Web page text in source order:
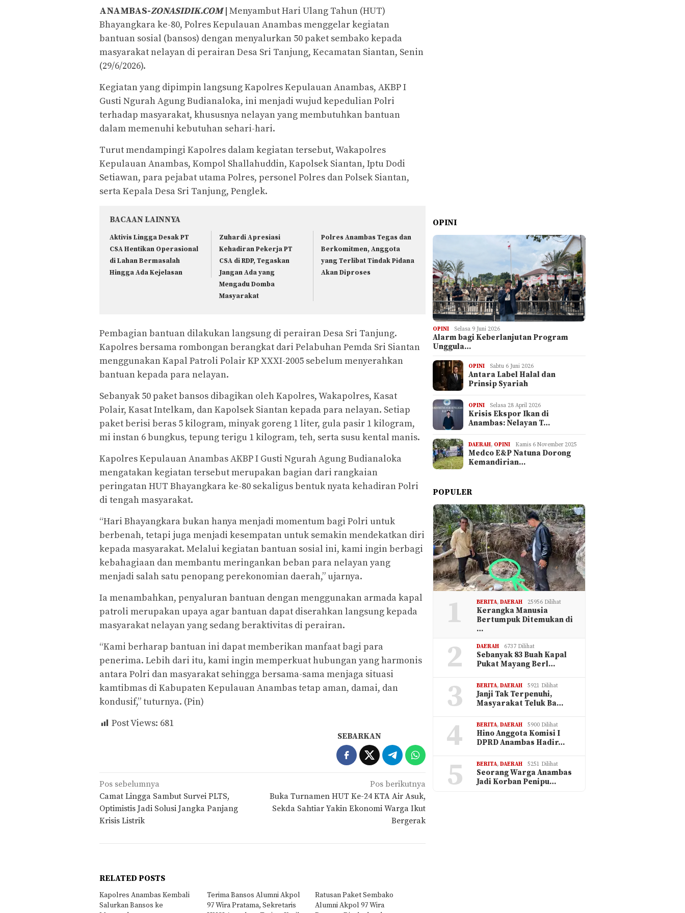
ANAMBAS-ZONASIDIK.COM| Menyambut Hari Ulang Tahun (HUT)
Bhayangkara ke-80, Polres Kepulauan Anambas menggelar kegiatan
bantuan sosial (bansos) dengan menyalurkan 50 paket sembako kepada
masyarakat nelayan di perairan Desa Sri Tanjung, Kecamatan Siantan, Senin
(29/6/2026).
Kegiatan yang dipimpin langsung Kapolres Kepulauan Anambas, AKBP I
Gusti Ngurah Agung Budianaloka, ini menjadi wujud kepedulian Polri
terhadap masyarakat, khususnya nelayan yang membutuhkan bantuan
dalam memenuhi kebutuhan sehari-hari.
Turut mendampingi Kapolres dalam kegiatan tersebut, Wakapolres
Kepulauan Anambas, Kompol Shallahuddin, Kapolsek Siantan, Iptu Dodi
Setiawan, para pejabat utama Polres, personel Polres dan Polsek Siantan,
serta Kepala Desa Sri Tanjung, Penglek.
BACAAN LAINNYA
Aktivis Lingga Desak PT
CSA Hentikan Operasional
di Lahan Bermasalah
Hingga Ada Kejelasan
Zuhardi Apresiasi
Kehadiran Pekerja PT
CSA di RDP, Tegaskan
Jangan Ada yang
Mengadu Domba
Masyarakat
Polres Anambas Tegas dan
Berkomitmen, Anggota
yang Terlibat Tindak Pidana
Akan Diproses
Pembagian bantuan dilakukan langsung di perairan Desa Sri Tanjung.
Kapolres bersama rombongan berangkat dari Pelabuhan Pemda Sri Siantan
menggunakan Kapal Patroli Polair KP XXXI-2005 sebelum menyerahkan
bantuan kepada para nelayan.
Sebanyak 50 paket bansos dibagikan oleh Kapolres, Wakapolres, Kasat
Polair, Kasat Intelkam, dan Kapolsek Siantan kepada para nelayan. Setiap
paket berisi beras 5 kilogram, minyak goreng 1 liter, gula pasir 1 kilogram,
mi instan 6 bungkus, tepung terigu 1 kilogram, teh, serta susu kental manis.
Kapolres Kepulauan Anambas AKBP I Gusti Ngurah Agung Budianaloka
mengatakan kegiatan tersebut merupakan bagian dari rangkaian
peringatan HUT Bhayangkara ke-80 sekaligus bentuk nyata kehadiran Polri
di tengah masyarakat.
“Hari Bhayangkara bukan hanya menjadi momentum bagi Polri untuk
berbenah, tetapi juga menjadi kesempatan untuk semakin mendekatkan diri
kepada masyarakat. Melalui kegiatan bantuan sosial ini, kami ingin berbagi
kebahagiaan dan membantu meringankan beban para nelayan yang
menjadi salah satu penopang perekonomian daerah,” ujarnya.
Ia menambahkan, penyaluran bantuan dengan menggunakan armada kapal
patroli merupakan upaya agar bantuan dapat diserahkan langsung kepada
masyarakat nelayan yang sedang beraktivitas di perairan.
“Kami berharap bantuan ini dapat memberikan manfaat bagi para
penerima. Lebih dari itu, kami ingin memperkuat hubungan yang harmonis
antara Polri dan masyarakat sehingga bersama-sama menjaga situasi
kamtibmas di Kabupaten Kepulauan Anambas tetap aman, damai, dan
kondusif,” tuturnya. (Pin)
Post Views: 681
SEBARKAN
Navigasi
pos
Pos sebelumnya
Camat Lingga Sambut Survei PLTS,
Optimistis Jadi Solusi Jangka Panjang
Krisis Listrik
Pos berikutnya
Buka Turnamen HUT Ke-24 KTA Air Asuk,
Sekda Sahtiar Yakin Ekonomi Warga Ikut
Bergerak
RELATED POSTS
Kapolres Anambas Kembali
Salurkan Bansos ke
Terima Bansos Alumni Akpol
97 Wira Pratama, Sekretaris
Ratusan Paket Sembako
Alumni Akpol 97 Wira
OPINI
OPINI Selasa 9 Juni 2026
Alarm bagi Keberlanjutan Program
Unggula…
OPINI Sabtu 6 Juni 2026
Antara Label Halal dan
Prinsip Syariah
OPINI Selasa 28 April 2026
Krisis Ekspor Ikan di
Anambas: Nelayan T…
DAERAH, OPINI Kamis 6 November 2025
Medco E&P Natuna Dorong
Kemandirian…
POPULER
1 BERITA,DAERAH 25956 Dilihat
Kerangka Manusia
Bertumpuk Ditemukan di
…
2 DAERAH 6737 Dilihat
Sebanyak 83 Buah Kapal
Pukat Mayang Berl…
3 BERITA,DAERAH 5921 Dilihat
Janji Tak Terpenuhi,
Masyarakat Teluk Ba…
4 BERITA,DAERAH 5900 Dilihat
Hino Anggota Komisi I
DPRD Anambas Hadir…
5 BERITA,DAERAH 5251 Dilihat
Seorang Warga Anambas
Jadi Korban Penipu…